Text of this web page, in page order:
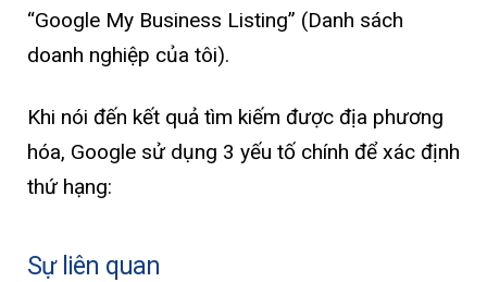
“Google My Business Listing” (Danh sách
doanh nghiệp của tôi).
Khi nói đến kết quả tìm kiếm được địa phương
hóa, Google sử dụng 3 yếu tố chính để xác định
thứ hạng:
Sự liên quan